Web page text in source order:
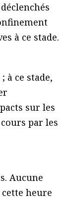
à ce stade.
à ce stade,
sur les
par les
Aucune
heure